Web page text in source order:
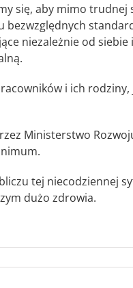
się, aby mimo trudnej
bezwzględnych
niezależnie od
i ich rodziny,
Ministerstwo
tej niecodziennej
dużo zdrowia.